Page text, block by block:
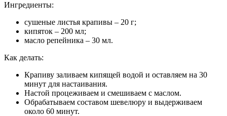
Ингредиенты:
сушеные листья крапивы – 20 г;
кипяток – 200 мл;
масло репейника – 30 мл.
Как делать:
Крапиву заливаем кипящей водой и оставляем на 30
минут для настаивания.
Настой процеживаем и смешиваем с маслом.
Обрабатываем составом шевелюру и выдерживаем
около 60 минут.